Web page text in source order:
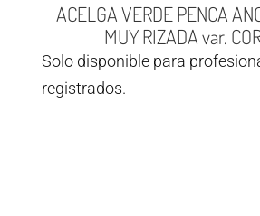
ACELGA VERDE PENCA
MUY RIZADA var.
Solo disponible para
registrados.